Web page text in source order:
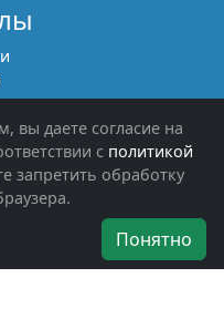
и их семьям
вы даете согласие на
с политикой
запретить обработку
Понятно